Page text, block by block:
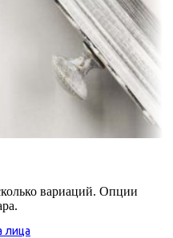
вариаций. Опции
лица